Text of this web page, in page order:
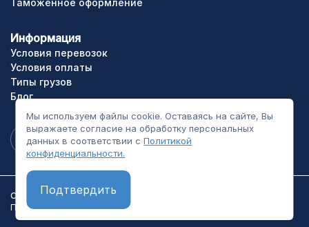
Мы используем файлы cookie. Оставаясь на сайте, Вы
выражаете согласие на обработку персональных
данных в соответствии сПолитикой
конфиденциальности.
Подтвердить
Таможенное оформление
Информация
Условия перевозок
Условия оплаты
Типы грузов
Блог
ООО «ТЛГрупп». Все права сайта защищены.
Политика конфиденциальности